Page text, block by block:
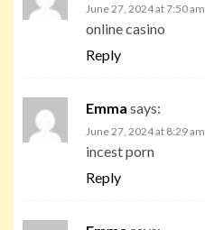
June 27, 2024 at 7:50 am
online casino
Reply
Emma says:
June 27, 2024 at 8:29 am
incest porn
Reply